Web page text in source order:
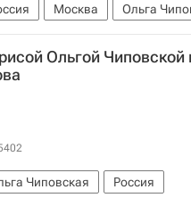
Москва Ольга
Ольгой Чиповской
Чиповская Россия